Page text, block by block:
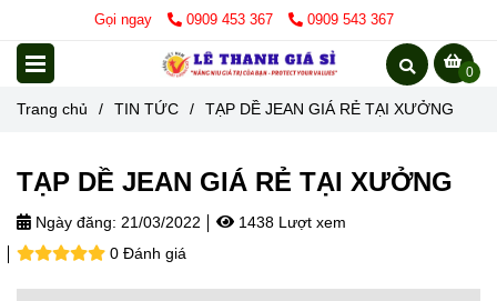
Gọi ngay 0909 453 367 0909 543 367
0
Trang chủ / TIN TỨC / TẠP DỀ JEAN GIÁ RẺ TẠI XƯỞNG
TẠP DỀ JEAN GIÁ RẺ TẠI XƯỞNG
Ngày đăng: 21/03/2022
1438 Lượt xem
0 Đánh giá